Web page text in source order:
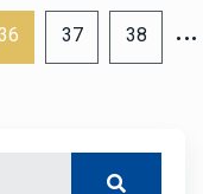
37 38 …